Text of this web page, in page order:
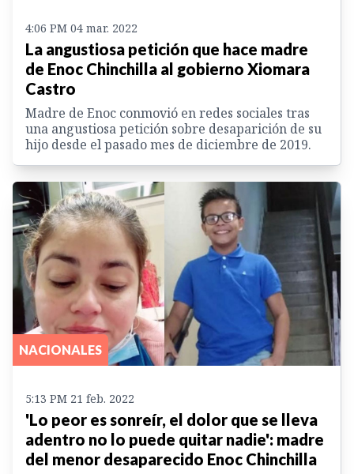
4:06 PM 04 mar. 2022
La angustiosa petición que hace madre
de Enoc Chinchilla al gobierno Xiomara
Castro
Madre de Enoc conmovió en redes sociales tras
una angustiosa petición sobre desaparición de su
hijo desde el pasado mes de diciembre de 2019.
NACIONALES
5:13 PM 21 feb. 2022
'Lo peor es sonreír, el dolor que se lleva
adentro no lo puede quitar nadie': madre
del menor desaparecido Enoc Chinchilla